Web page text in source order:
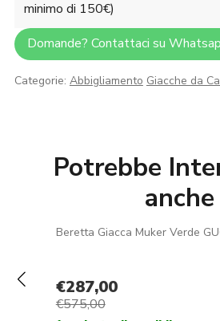
minimo di 150€)
Domande? Contattaci su
Categorie: Abbigliamento Giacche da
Potrebbe
anche